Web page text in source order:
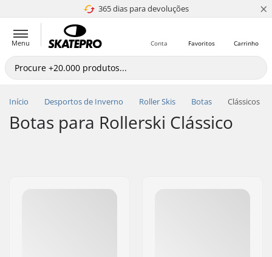
365 dias para devoluções
4.8 de 5 ×
Menu Carrinho
Favoritos
Conta
Início Desportos de Inverno Roller Skis Botas Clássicos
Botas para Rollerski Clássico